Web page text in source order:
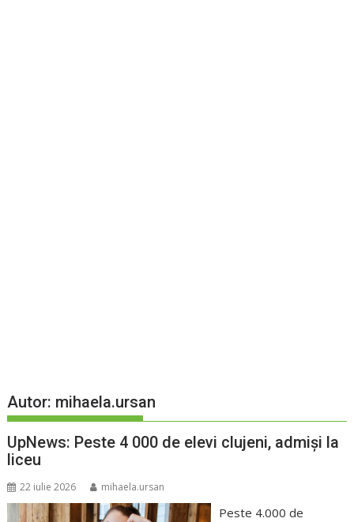
Autor: mihaela.ursan
UpNews: Peste 4 000 de elevi clujeni, admiși la
liceu
22 iulie 2026 mihaela.ursan
Peste 4.000 de